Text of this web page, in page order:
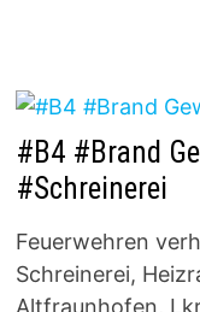
#B4 #Brand
#Schreinerei
Feuerwehren
Schreinerei,
Altfraunhofen,